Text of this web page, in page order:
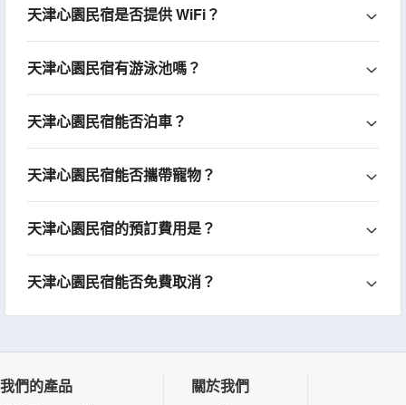
天津心園民宿是否提供 WiFi？
天津心園民宿有游泳池嗎？
天津心園民宿能否泊車？
天津心園民宿能否攜帶寵物？
天津心園民宿的預訂費用是？
天津心園民宿能否免費取消？
我們的產品 關於我們